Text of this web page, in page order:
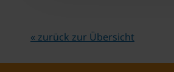
« zurück zur Übersicht